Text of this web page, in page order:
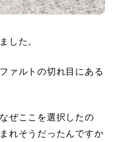
した。
ァルトの切れ目にある
ぜここを選択したの
れそうだったんですか